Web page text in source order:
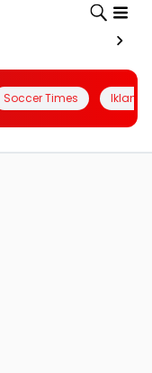
Soccer Times Iklanin